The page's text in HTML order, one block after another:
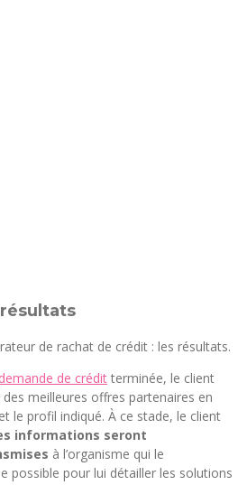
de rachat de crédit : les résultats.
demande de crédit terminée, le client
meilleures offres partenaires en
le profil indiqué. À ce stade, le client
informations seront
à l’organisme qui le
possible pour lui détailler les solutions